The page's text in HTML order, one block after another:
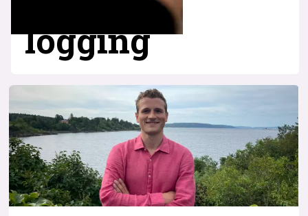
logging